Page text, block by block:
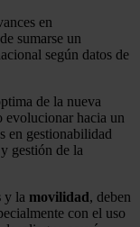
en
sumarse un
según datos de
de la nueva
evolucionar hacia un
en gestionabilidad
gestión de la
y la movilidad, deben
con el uso